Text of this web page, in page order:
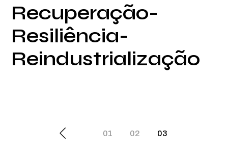
Recuperação-
Resiliência-
Reindustrialização
Paginação
01 02 03